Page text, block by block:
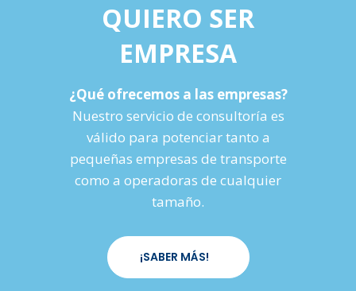
QUIERO SER
EMPRESA
¿Qué ofrecemos a las empresas?
Nuestro servicio de consultoría es
válido para potenciar tanto a
pequeñas empresas de transporte
como a operadoras de cualquier
tamaño.
¡SABER MÁS!